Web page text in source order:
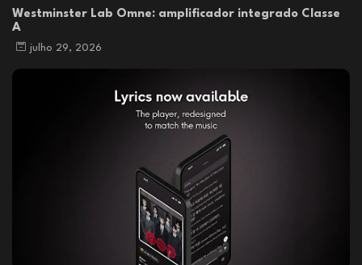
Westminster Lab Omne: amplificador integrado Classe
A
julho 29, 2026